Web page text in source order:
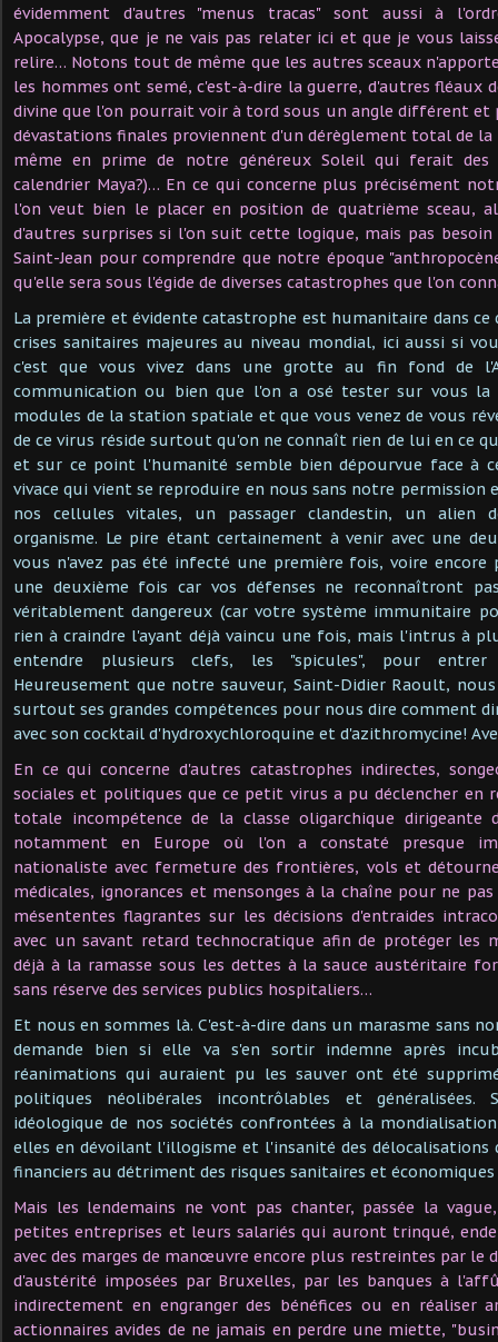
évidemment d'autres "menus tracas" sont aussi à
Apocalypse, que je ne vais pas relater ici et que je vous
relire… Notons tout de même que les autres sceaux
les hommes ont semé, c'est-à-dire la guerre, d'autres fléaux
divine que l'on pourrait voir à tord sous un angle différent
dévastations finales proviennent d'un dérèglement total de
même en prime de notre généreux Soleil qui ferait des
calendrier Maya?)… En ce qui concerne plus précisément
l'on veut bien le placer en position de quatrième sceau,
d'autres surprises si l'on suit cette logique, mais pas besoin
Saint-Jean pour comprendre que notre époque
qu'elle sera sous l'égide de diverses catastrophes que l'on
La première et évidente catastrophe est humanitaire dans ce
crises sanitaires majeures au niveau mondial, ici aussi si
c'est que vous vivez dans une grotte au fin fond de
communication ou bien que l'on a osé tester sur vous la
modules de la station spatiale et que vous venez de vous
de ce virus réside surtout qu'on ne connaît rien de lui en ce
et sur ce point l'humanité semble bien dépourvue face à
vivace qui vient se reproduire en nous sans notre permission
nos cellules vitales, un passager clandestin, un alien
organisme. Le pire étant certainement à venir avec une
vous n'avez pas été infecté une première fois, voire
une deuxième fois car vos défenses ne reconnaîtront
véritablement dangereux (car votre système immunitaire
rien à craindre l'ayant déjà vaincu une fois, mais l'intrus à
entendre plusieurs clefs, les "spicules", pour entrer
Heureusement que notre sauveur, Saint-Didier Raoult,
surtout ses grandes compétences pour nous dire comment
avec son cocktail d'hydroxychloroquine et d'azithromycine!
En ce qui concerne d'autres catastrophes indirectes,
sociales et politiques que ce petit virus a pu déclencher en
totale incompétence de la classe oligarchique dirigeante
notamment en Europe où l'on a constaté presque
nationaliste avec fermeture des frontières, vols et
médicales, ignorances et mensonges à la chaîne pour ne
mésententes flagrantes sur les décisions d'entraides
avec un savant retard technocratique afin de protéger les
déjà à la ramasse sous les dettes à la sauce austéritaire
sans réserve des services publics hospitaliers…
Et nous en sommes là. C'est-à-dire dans un marasme sans
demande bien si elle va s'en sortir indemne après
réanimations qui auraient pu les sauver ont été
politiques néolibérales incontrôlables et généralisées.
idéologique de nos sociétés confrontées à la
elles en dévoilant l'illogisme et l'insanité des délocalisations
financiers au détriment des risques sanitaires et
Mais les lendemains ne vont pas chanter, passée la
petites entreprises et leurs salariés qui auront trinqué,
avec des marges de manœuvre encore plus restreintes par le
d'austérité imposées par Bruxelles, par les banques à
indirectement en engranger des bénéfices ou en réaliser
actionnaires avides de ne jamais en perdre une miette,